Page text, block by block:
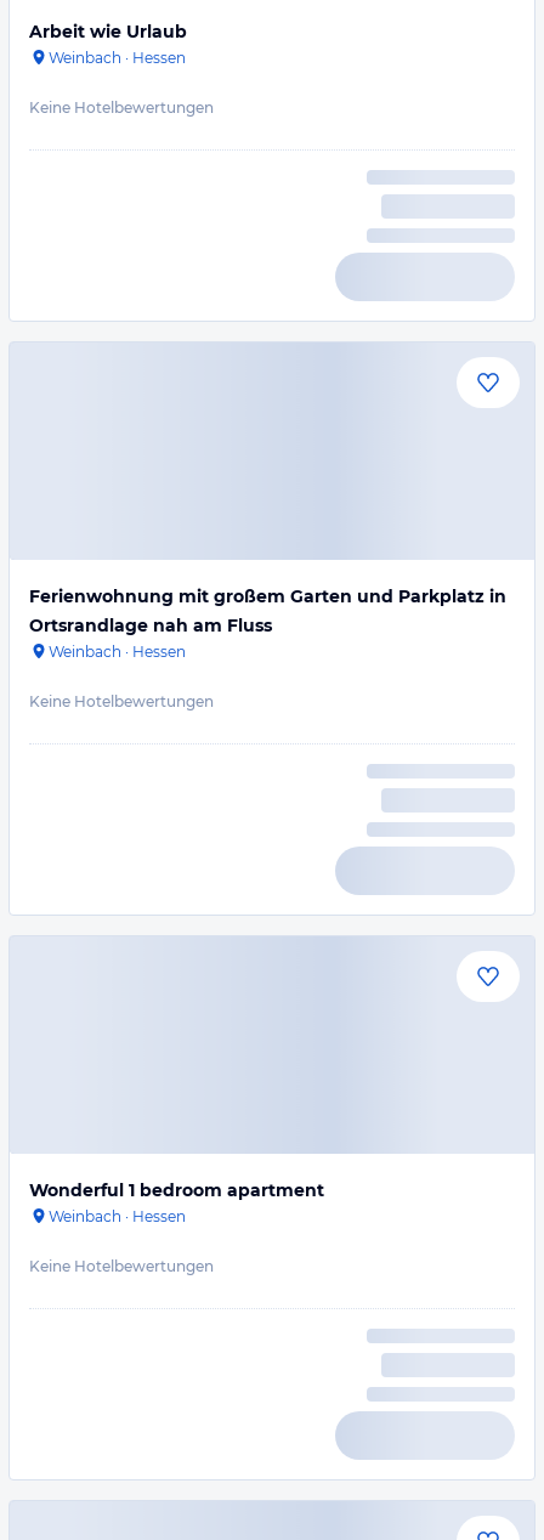
Arbeit wie Urlaub
Weinbach · Hessen
Keine Hotelbewertungen
Ferienwohnung mit großem Garten und Parkplatz in
Ortsrandlage nah am Fluss
Weinbach · Hessen
Keine Hotelbewertungen
Wonderful 1 bedroom apartment
Weinbach · Hessen
Keine Hotelbewertungen